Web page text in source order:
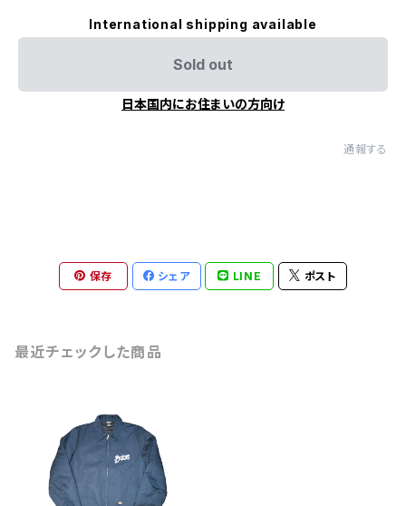
International shipping available
Sold out
日本国内にお住まいの方向け
通報する
保存 シェア LINE ポスト
最近チェックした商品